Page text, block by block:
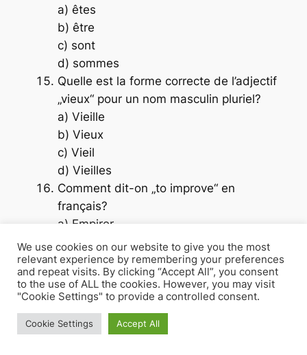
a) êtes
b) être
c) sont
d) sommes
Quelle est la forme correcte de l’adjectif
„vieux“ pour un nom masculin pluriel?
a) Vieille
b) Vieux
c) Vieil
d) Vieilles
Comment dit-on „to improve“ en
français?
a) Empirer
b) Aggraver
c) Améliorer
d) Diminuer
Complétez la phrase: „Elle_ses devoirs
avant de sortir.“
a) fait
We use cookies on our website to give you the most
relevant experience by remembering your preferences
and repeat visits. By clicking “Accept All”, you consent
to the use of ALL the cookies. However, you may visit
"Cookie Settings" to provide a controlled consent.
Cookie Settings Accept All